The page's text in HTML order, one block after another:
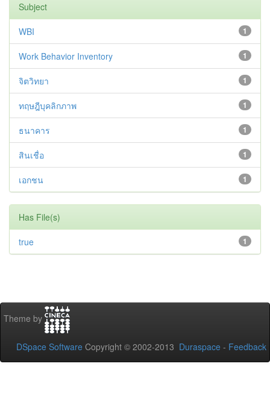
Subject
1
WBI
1
Work Behavior Inventory
1
จิตวิทยา
1
ทฤษฎีบุคลิกภาพ
1
ธนาคาร
1
สินเชื่อ
1
เอกชน
Has File(s)
1
true
Theme by
DSpace Software Copyright © 2002-2013 Duraspace - Feedback